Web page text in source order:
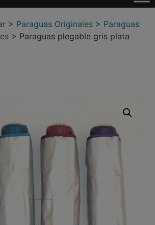
> Paraguas Originales > Paraguas
> Paraguas plegable gris plata